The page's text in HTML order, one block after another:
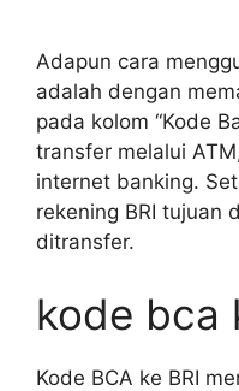
Adapun cara
adalah dengan
pada kolom “Kode
transfer melalui
internet banking.
rekening BRI tujuan
ditransfer.
kode bca
Kode BCA ke BRI